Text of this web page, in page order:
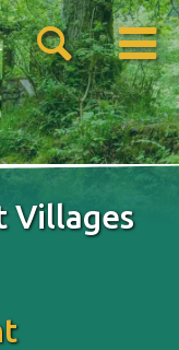
Villages